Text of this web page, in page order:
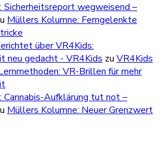
Sicherheitsreport wegweisend –
Müllers Kolumne: Ferngelenkte
über VR4Kids:
neu gedacht - VR4Kids zu VR4Kids
VR-Brillen für mehr
Cannabis-Aufklärung tut not –
Müllers Kolumne: Neuer Grenzwert